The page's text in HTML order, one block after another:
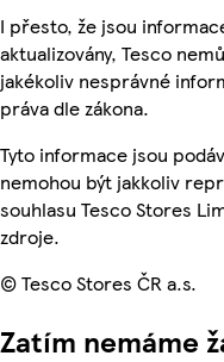
I přesto, že jsou
aktualizovány, Tesco
jakékoliv nesprávné
práva dle zákona.
Tyto informace jsou
nemohou být jakkoliv
souhlasu Tesco Stores
zdroje.
© Tesco Stores ČR a.s.
Zatím nemáme